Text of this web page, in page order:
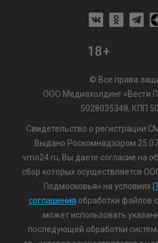
18+
© Все права
ООО Медиахолдинг «Вести
5028035348; КПП
Свидетельство о регистрации
Выдано Роскомнадзором
vmo24.ru, Вы даете согласие на
сбор которых осуществляется
Подмосковья» на условиях
соглашения обработки файлов
может использовать
последующей обработки